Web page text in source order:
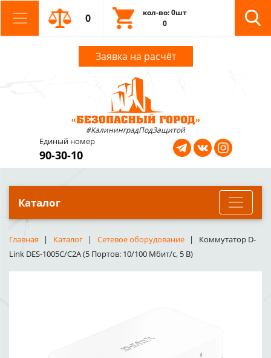
0
кол-во: 0шт
0
Заявка на расчёт
#КалининградПодЗащитой
Единый номер
90-30-10
Каталог
Главная Каталог Сетевое оборудование
Коммутатор D-
Link DES-1005C/C2A (5 Портов: 10/100 Мбит/с, 5 В)